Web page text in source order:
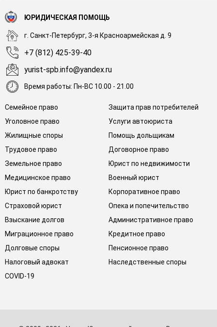
Семейное право
Защита прав потребителей
Уголовное право
Услуги автоюриста
Жилищные споры
Помощь дольщикам
Трудовое право
Договорное право
Земельное право
Юрист по недвижимости
Медицинское право
Военный юрист
Юрист по банкротству
Корпоративное право
Страховой юрист
Опека и попечительство
Взыскание долгов
Административное право
Миграционное право
Кредитное право
Долговые споры
Пенсионное право
Налоговый адвокат
Наследственные споры
COVID-19
ЮРИДИЧЕСКАЯ ПОМОЩЬ
г. Санкт-Петербург, 3-я Красноармейская д. 9
+7 (812) 425-39-40
yurist-spb.info@yandex.ru
Время работы: Пн-ВС 10.00 - 21.00